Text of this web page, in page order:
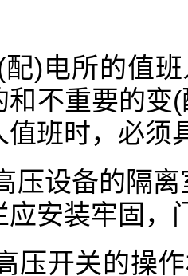
)电所的值
和不重要的变
值班时，必须
压设备的隔
应安装牢固，
压开关的操